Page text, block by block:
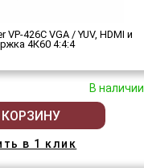
426C VGA / YUV, HDMI и
4К60 4:4:4
В наличии
КОРЗИНУ
в 1 клик